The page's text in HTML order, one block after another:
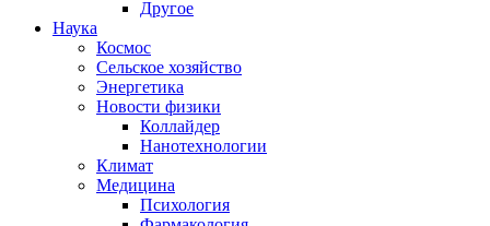
Другое
Наука
Космос
Сельское хозяйство
Энергетика
Новости физики
Коллайдер
Нанотехнологии
Климат
Медицина
Психология